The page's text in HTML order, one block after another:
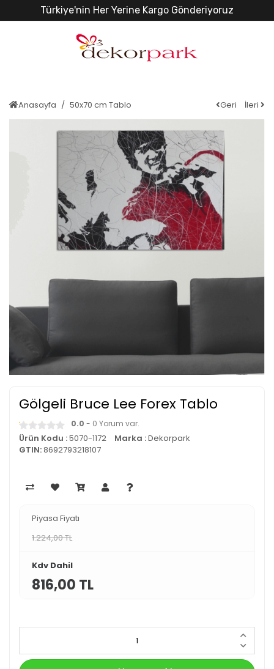
Türkiye'nin Her Yerine Kargo Gönderiyoruz
Anasayfa 50x70 cm Tablo Geri İleri
Gölgeli Bruce Lee Forex Tablo
0.0 - 0 Yorum var.
Ürün Kodu :5070-1172 Marka :Dekorpark
GTIN:8692793218107
Piyasa Fiyatı
1.224,00 TL
Kdv Dahil
816,00 TL